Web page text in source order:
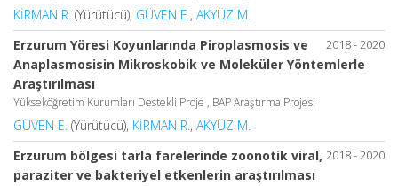
KİRMAN R. (Yürütücü), GÜVEN E., AKYÜZ M.
2018 - 2020
Erzurum Yöresi Koyunlarında Piroplasmosis ve
Anaplasmosisin Mikroskobik ve Moleküler Yöntemlerle
Araştırılması
Yükseköğretim Kurumları Destekli Proje , BAP Araştırma Projesi
GÜVEN E. (Yürütücü), KİRMAN R., AKYÜZ M.
2018 - 2020
Erzurum bölgesi tarla farelerinde zoonotik viral,
paraziter ve bakteriyel etkenlerin araştırılması